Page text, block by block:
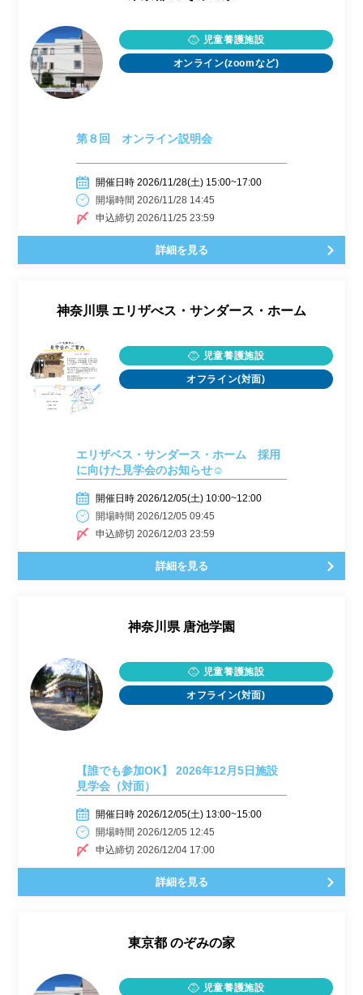
児童養護施設
オンライン(zoomなど)
第８回 オンライン説明会
開催日時 2026/11/28(土) 15:00~17:00
開場時間 2026/11/28 14:45
申込締切 2026/11/25 23:59
詳細を見る
神奈川県 エリザべス・サンダース・ホーム
児童養護施設
オフライン(対面)
エリザベス・サンダース・ホーム 採用
に向けた見学会のお知らせ☺
開催日時 2026/12/05(土) 10:00~12:00
開場時間 2026/12/05 09:45
申込締切 2026/12/03 23:59
詳細を見る
神奈川県 唐池学園
児童養護施設
オフライン(対面)
【誰でも参加OK】 2026年12月5日施設
見学会（対面）
開催日時 2026/12/05(土) 13:00~15:00
開場時間 2026/12/05 12:45
申込締切 2026/12/04 17:00
詳細を見る
東京都 のぞみの家
児童養護施設